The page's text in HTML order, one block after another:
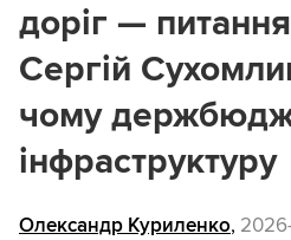
доріг —
Сергій
чому
інфраструктуру
Олександр Куриленко,